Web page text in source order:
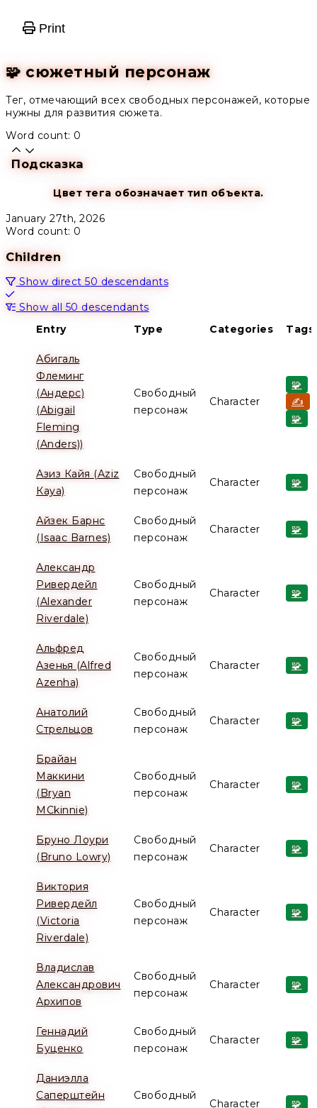
Print
🧩 сюжетный персонаж
Тег, отмечающий всех свободных персонажей, которые
нужны для развития сюжета.
Word count: 0
Подсказка
Цвет тега обозначает тип объекта.
January 27th, 2026
Word count: 0
Children
Show direct 50 descendants
Show all 50 descendants
Entry
Type Categories Tags
Абигаль
Флеминг
(Андерс)
(Abigail
Fleming
(Anders))
Свободный
персонаж
Character
🧩
✍️
🧩
Азиз Кайя (Аziz
Кaya)
Свободный
персонаж
Character 🧩
Айзек Барнс
(Isaac Barnes)
Свободный
персонаж
Character 🧩
Александр
Ривердейл
(Alexander
Riverdale)
Свободный
персонаж
Character 🧩
Альфред
Азенья (Alfred
Azenha)
Свободный
персонаж
Character 🧩
Анатолий
Стрельцов
Свободный
персонаж
Character 🧩
Брайан
Маккини
(Bryan
MCkinnie)
Свободный
персонаж
Character 🧩
Бруно Лоури
(Bruno Lowry)
Свободный
персонаж
Character 🧩
Виктория
Ривердейл
(Victoria
Riverdale)
Свободный
персонаж
Character 🧩
Владислав
Александрович
Архипов
Свободный
персонаж
Character 🧩
Геннадий
Буценко
Свободный
персонаж
Character 🧩
Даниэлла
Саперштейн
Свободный
Character 🧩